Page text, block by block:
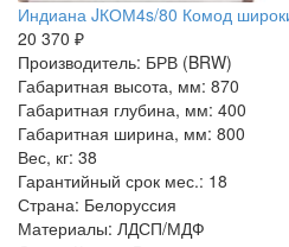
Индиана JКОМ4s/80 Комод
20 370 ₽
Производитель: БРВ (BRW)
Габаритная высота, мм: 870
Габаритная глубина, мм: 400
Габаритная ширина, мм: 800
Вес, кг: 38
Гарантийный срок мес.: 18
Страна: Белоруссия
Материалы: ЛДСП/МДФ